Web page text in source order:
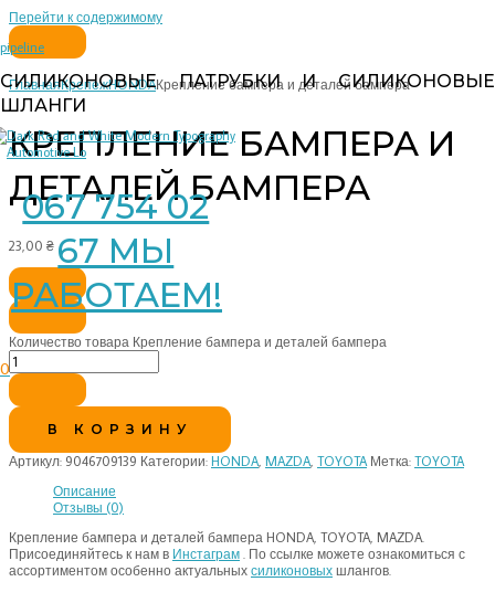
Перейти к содержимому
pipeline
СИЛИКОНОВЫЕ ПАТРУБКИ И СИЛИКОНОВЫЕ
ШЛАНГИ
067 754 02
67 МЫ
РАБОТАЕМ!
0
ГлавнаяКрепежHONDAКрепление бампера и деталей бампера
КРЕПЛЕНИЕ БАМПЕРА И
ДЕТАЛЕЙ БАМПЕРА
23,00 ₴
Количество товара Крепление бампера и деталей бампера
В КОРЗИНУ
Артикул: 9046709139 Категории: HONDA, MAZDA, TOYOTA Метка: TOYOTA
Описание
Отзывы (0)
Крепление бампера и деталей бампера HONDA, TOYOTA, MAZDA.
Присоединяйтесь к нам в Инстаграм . По ссылке можете ознакомиться с
ассортиментом особенно актуальных силиконовых шлангов.